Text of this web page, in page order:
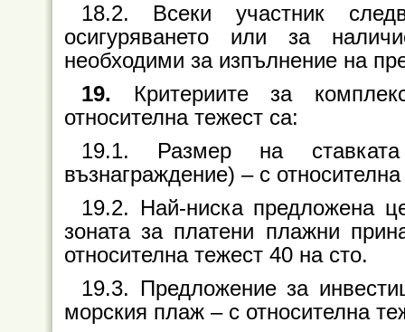
18.2. Всеки участник
осигуряването или за
необходими за изпълнение на
19. Критериите за
относителна тежест са:
19.1. Размер на
възнаграждение) – с
19.2. Най-ниска предложена
зоната за платени плажни
относителна тежест 40 на сто.
19.3. Предложение за
морския плаж – с относителна